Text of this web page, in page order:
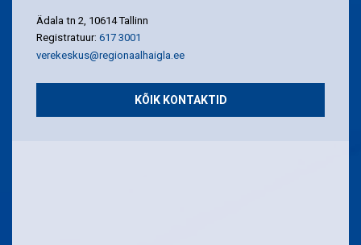
Ädala tn 2, 10614 Tallinn
Registratuur: 617 3001
verekeskus@regionaalhaigla.ee
KÕIK KONTAKTID